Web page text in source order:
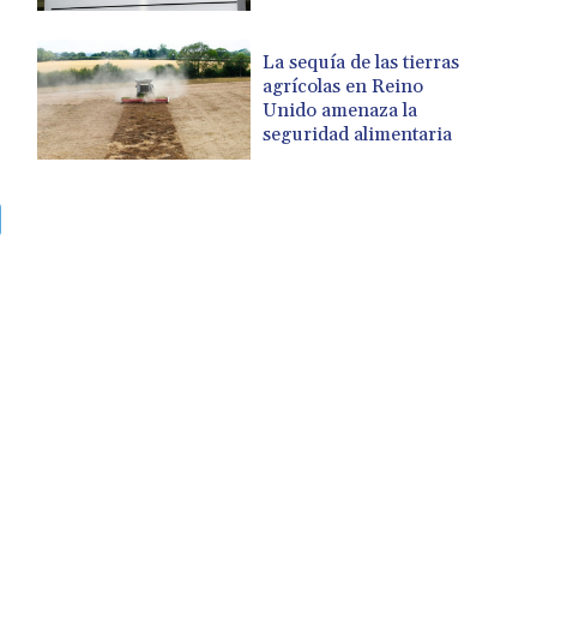
La sequía de las tierras
agrícolas en Reino
Unido amenaza la
seguridad alimentaria